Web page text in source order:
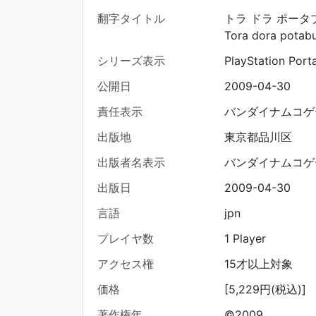
翻字タイトル
トラ ドラ ポータ
Tora dora
シリーズ表示
PlayStation
公開日
2009-04-30
責任表示
バンダイナムコ
出版地
東京都品川区
出版者名表示
バンダイナムコ
出版日
2009-04-30
言語
jpn
プレイヤ数
1 Player
アクセス権
15才以上対象
価格
[5,229円(税込)]